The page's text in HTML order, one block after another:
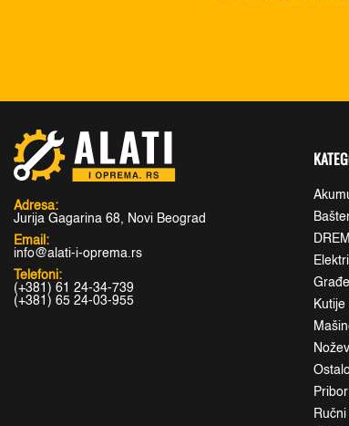
Adresa:
Jurija Gagarina 68, Novi Beograd
Email:
info@alati-i-oprema.rs
Telefoni:
(+381) 61 24-34-739
(+381) 65 24-03-955
Kutije